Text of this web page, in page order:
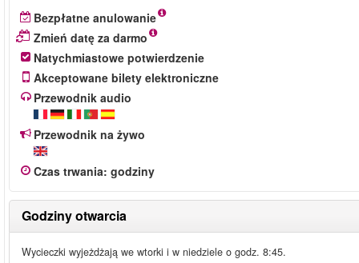
Bezpłatne anulowanie
Zmień datę za darmo
Natychmiastowe potwierdzenie
Akceptowane bilety elektroniczne
Przewodnik audio
Przewodnik na żywo
Czas trwania: godziny
Godziny otwarcia
Wycieczki wyjeżdżają we wtorki i w niedziele o godz. 8:45.